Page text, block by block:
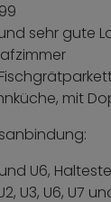
sehr gute
mit
U6,
U2, U3, U6, U7